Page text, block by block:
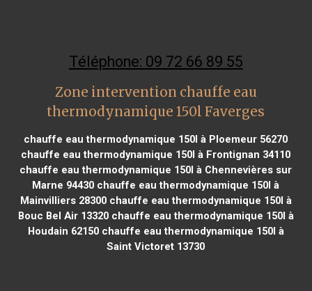
Téléphone: 09 72 66 89 55
Zone intervention chauffe eau
thermodynamique 150l Faverges
chauffe eau thermodynamique 150l à Ploemeur 56270
chauffe eau thermodynamique 150l à Frontignan 34110
chauffe eau thermodynamique 150l à Chennevières sur
Marne 94430 chauffe eau thermodynamique 150l à
Mainvilliers 28300chauffe eau thermodynamique 150l à
Bouc Bel Air 13320chauffe eau thermodynamique 150l à
Houdain 62150chauffe eau thermodynamique 150l à
Saint Victoret 13730